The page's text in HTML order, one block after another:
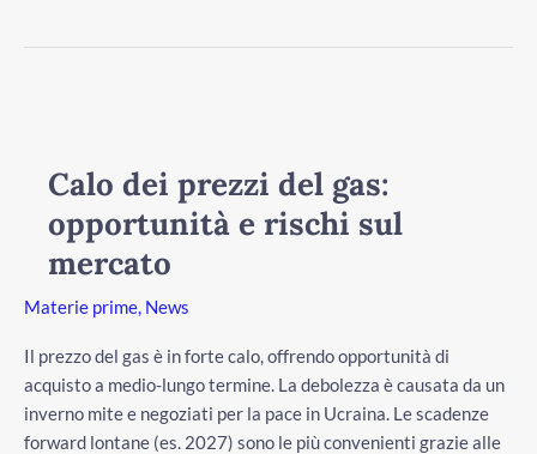
Calo dei prezzi del gas:
opportunità e rischi sul
mercato
Materie prime News
Il prezzo del gas è in forte calo, offrendo opportunità di
acquisto a medio-lungo termine. La debolezza è causata da un
inverno mite e negoziati per la pace in Ucraina. Le scadenze
forward lontane (es. 2027) sono le più convenienti grazie alle
gas:
opportunità
rischi
mercato